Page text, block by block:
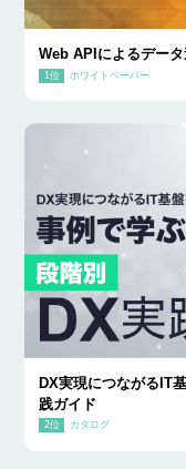
Web APIによるデー
ホワイトペーパー
DX実現につながるIT
践ガイド
カタログ